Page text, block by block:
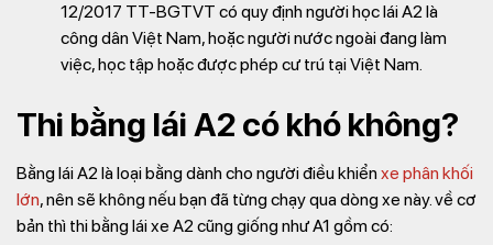
12/2017 TT-BGTVT có quy định người học lái A2 là
công dân Việt Nam, hoặc người nước ngoài đang làm
việc, học tập hoặc được phép cư trú tại Việt Nam.
Thi bằng lái A2 có khó không?
Bằng lái A2 là loại bằng dành cho người điều khiển xe phân khối
lớn, nên sẽ không nếu bạn đã từng chạy qua dòng xe này. về cơ
bản thì thi bằng lái xe A2 cũng giống như A1 gồm có: